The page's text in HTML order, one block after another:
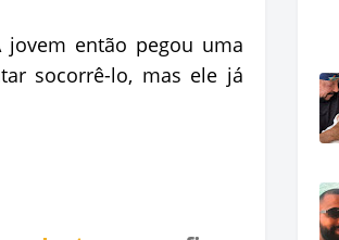
então pegou uma
socorrê-lo, mas ele já